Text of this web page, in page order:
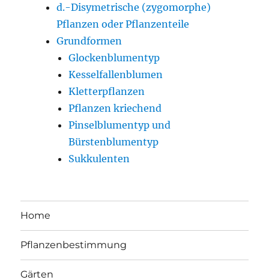
d.-Disymetrische (zygomorphe)
Pflanzen oder Pflanzenteile
Grundformen
Glockenblumentyp
Kesselfallenblumen
Kletterpflanzen
Pflanzen kriechend
Pinselblumentyp und
Bürstenblumentyp
Sukkulenten
Home
Pflanzenbestimmung
Gärten